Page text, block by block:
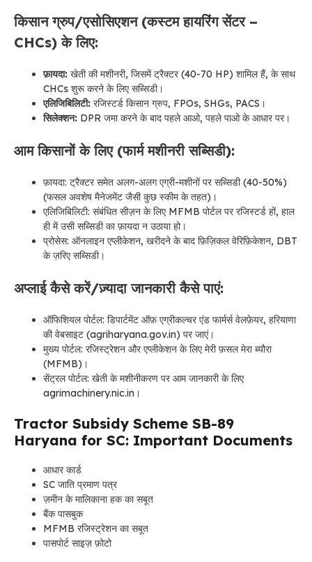
किसान ग्रुप/एसोसिएशन (कस्टम हायरिंग सेंटर –
CHCs) के लिए:
फ़ायदा: खेती की मशीनरी, जिसमें ट्रैक्टर (40-70 HP) शामिल हैं, के साथ
CHCs शुरू करने के लिए सब्सिडी।
एलिजिबिलिटी: रजिस्टर्ड किसान ग्रुप, FPOs, SHGs, PACS।
सिलेक्शन: DPR जमा करने के बाद पहले आओ, पहले पाओ के आधार पर।
आम किसानों के लिए (फार्म मशीनरी सब्सिडी):
फ़ायदा: ट्रैक्टर समेत अलग-अलग एग्री-मशीनों पर सब्सिडी (40-50%)
(फसल अवशेष मैनेजमेंट जैसी कुछ स्कीम के तहत)।
एलिजिबिलिटी: संबंधित सीज़न के लिए MFMB पोर्टल पर रजिस्टर्ड हों, हाल
ही में उसी सब्सिडी का फ़ायदा न उठाया हो।
प्रोसेस: ऑनलाइन एप्लीकेशन, खरीदने के बाद फ़िज़िकल वेरिफ़िकेशन, DBT
के ज़रिए सब्सिडी।
अप्लाई कैसे करें/ज़्यादा जानकारी कैसे पाएं:
ऑफिशियल पोर्टल: डिपार्टमेंट ऑफ़ एग्रीकल्चर एंड फार्मर्स वेलफ़ेयर, हरियाणा
की वेबसाइट (agriharyana.gov.in) पर जाएं।
मुख्य पोर्टल: रजिस्ट्रेशन और एप्लीकेशन के लिए मेरी फ़सल मेरा ब्यौरा
(MFMB)।
सेंट्रल पोर्टल: खेती के मशीनीकरण पर आम जानकारी के लिए
agrimachinery.nic.in।
Tractor Subsidy Scheme SB-89
Haryana for SC: Important Documents
आधार कार्ड
SC जाति प्रमाण पत्र
ज़मीन के मालिकाना हक का सबूत
बैंक पासबुक
MFMB रजिस्ट्रेशन का सबूत
पासपोर्ट साइज़ फ़ोटो